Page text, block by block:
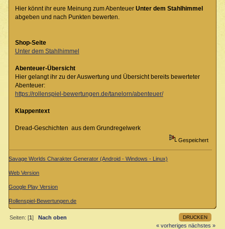
Hier könnt ihr eure Meinung zum Abenteuer Unter dem Stahlhimmel
abgeben und nach Punkten bewerten.
Shop-Seite
Unter dem Stahlhimmel
Abenteuer-Übersicht
Hier gelangt ihr zu der Auswertung und Übersicht bereits bewerteter
Abenteuer:
https://rollenspiel-bewertungen.de/tanelorn/abenteuer/
Klappentext
Dread-Geschichten aus dem Grundregelwerk
Gespeichert
Savage Worlds Charakter Generator (Android - Windows - Linux)
Web Version
Google Play Version
Rollenspiel-Bewertungen.de
DRUCKEN
Seiten: [1]
Nach oben
« vorheriges nächstes »